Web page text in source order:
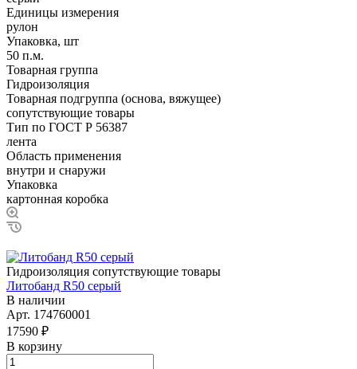
Единицы измерения
рулон
Упаковка, шт
50 п.м.
Товарная группа
Гидроизоляция
Товарная подгруппа (основа, вяжущее)
сопутствующие товары
Тип по ГОСТ Р 56387
лента
Область применения
внутри и снаружи
Упаковка
картонная коробка
Гидроизоляция сопутствующие товары
Литобанд R50 серый
В наличии
Арт. 174760001
17590 ₽
В корзину